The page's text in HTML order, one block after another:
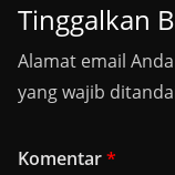
Tinggalkan
Alamat email
yang wajib
Komentar*